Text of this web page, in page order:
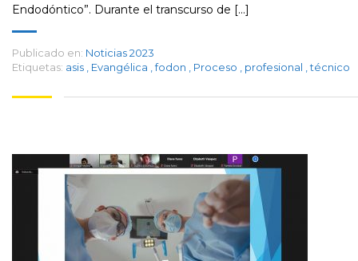
Endodóntico”. Durante el transcurso de [...]
Publicado en: Noticias 2023
Etiquetas: asis Evangélica fodon Proceso profesional técnico